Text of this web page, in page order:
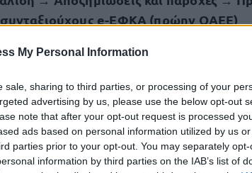
My Personal Information
sale, sharing to third parties, or processing of your
advertising by us, please use the below opt-out
note that after your opt-out request is processed
ads based on personal information utilized by us
parties prior to your opt-out. You may separately
information by third parties on the IAB’s list of
συνταξιούχους e-ΕΦΚΑ (πρώην ΟΑΕΕ)
2026-2027:
3 εκατ. ευρώ